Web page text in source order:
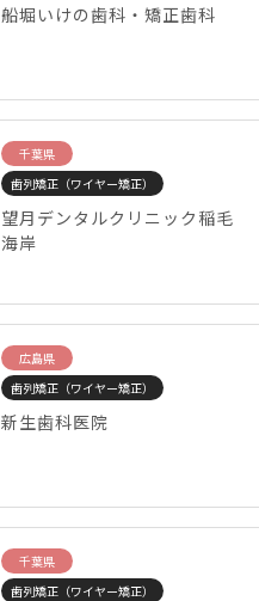
船堀いけの歯科・矯正歯科
千葉県
歯列矯正（ワイヤー矯正）
望月デンタルクリニック稲毛
海岸
広島県
歯列矯正（ワイヤー矯正）
新生歯科医院
千葉県
歯列矯正（ワイヤー矯正）